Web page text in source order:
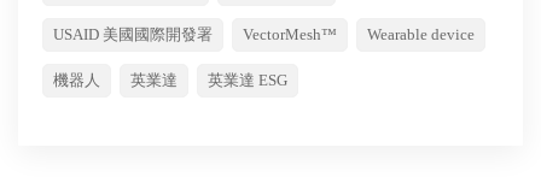
USAID 美國國際開發署 VectorMesh™ Wearable device
機器人 英業達 英業達 ESG